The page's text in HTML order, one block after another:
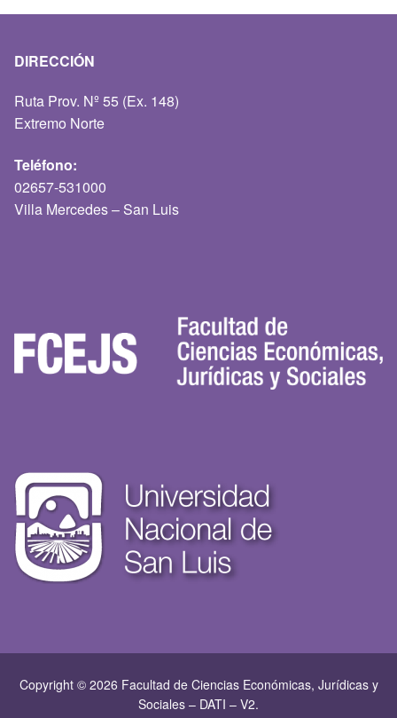
DIRECCIÓN
Ruta Prov. Nº 55 (Ex. 148)
Extremo Norte
Teléfono:
02657-531000
Villa Mercedes – San Luis
Copyright © 2026 Facultad de Ciencias Económicas, Jurí­dicas y
Sociales – DATI – V2.